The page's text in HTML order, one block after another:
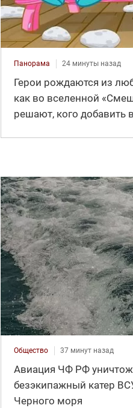
Панорама 24 минуты назад
Герои рождаются из
как во вселенной
решают, кого добавить
Общество 37 минут назад
Авиация ЧФ РФ
безэкипажный катер
Черного моря